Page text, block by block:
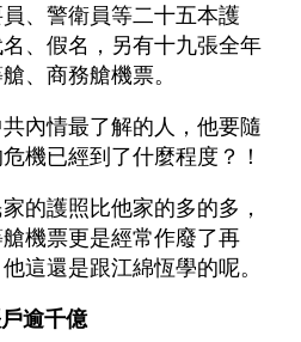
、警衛員等二十五本護
、假名，另有十九張全年
、商務艙機票。
內情最了解的人，他要隨
機已經到了什麼程度？！
的護照比他家的多的多，
機票更是經常作廢了再
這還是跟江綿恆學的呢。
逾千億